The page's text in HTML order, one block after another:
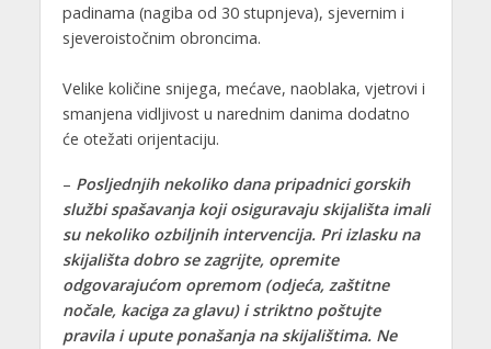
padinama (nagiba od 30 stupnjeva), sjevernim i
sjeveroistočnim obroncima.
Velike količine snijega, mećave, naoblaka, vjetrovi i
smanjena vidljivost u narednim danima dodatno
će otežati orijentaciju.
– Posljednjih nekoliko dana pripadnici gorskih
službi spašavanja koji osiguravaju skijališta imali
su nekoliko ozbiljnih intervencija. Pri izlasku na
skijališta dobro se zagrijte, opremite
odgovarajućom opremom (odjeća, zaštitne
nočale, kaciga za glavu) i striktno poštujte
pravila i upute ponašanja na skijalištima. Ne